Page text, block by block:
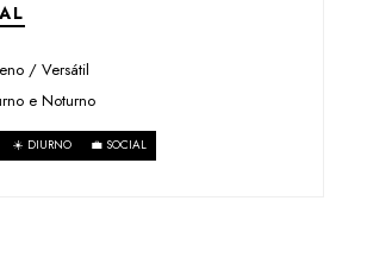
/ Versátil
e Noturno
☀️ DIURNO 💼 SOCIAL